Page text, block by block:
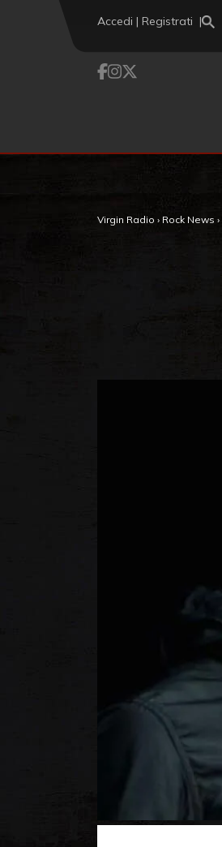
Accedi | Registrati
Virgin Radio › Rock News ›